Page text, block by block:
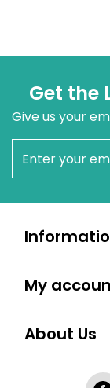
Get the
Give us your
newsletter
My
About Us